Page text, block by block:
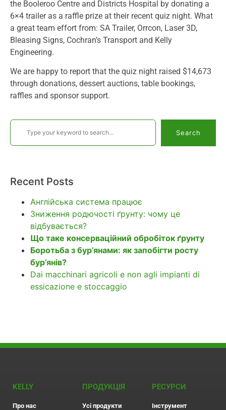
the Booleroo Centre and Districts Hospital by donating a
6×4 trailer as a raffle prize at their recent quiz night. What
a great team effort from: SA Trailer, Orrcon, Laser 3D,
Bleasing Signs, Cochran’s Transport and Kelly
Engineering.
We are happy to report that the quiz night raised $14,673
through donations, dessert auctions, table bookings,
raffles and sponsor support.
Search
Recent Posts
Англійська система працює
Зниження родючості ґрунту: чому це
відбувається?
Що таке консерваційний обробіток ґрунту
Боротьба з бур’янами: як запобігти росту
бур’янів?
Dai macchinari agricoli e non agli impianti di
essicazione e stoccaggio
KELLY
Про нас
ПРОДУКЦІЯ
Усі продукти
РЕСУРСИ
Інструмент